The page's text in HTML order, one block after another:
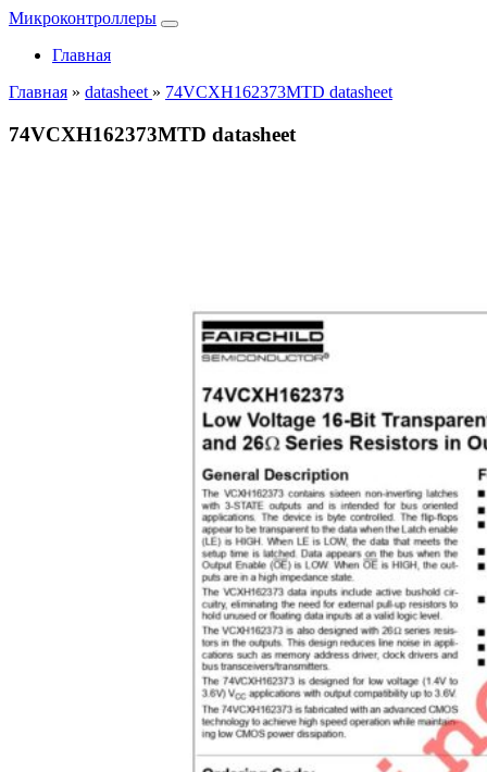
Микроконтроллеры
Главная
Главная » datasheet » 74VCXH162373MTD datasheet
74VCXH162373MTD datasheet